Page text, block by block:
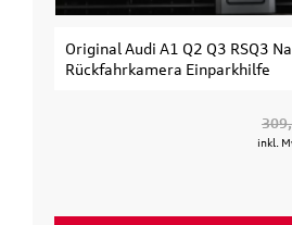
Nachrüstung
3.